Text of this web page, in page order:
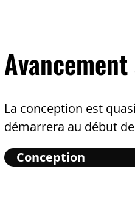
La conception est
démarrera au début
Conception